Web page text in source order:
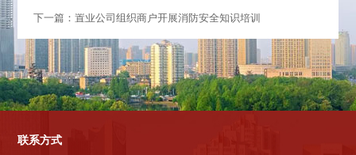
下一篇：置业公司组织商户开展消防安全知识培训
联系方式